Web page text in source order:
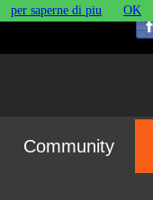
Community
per saperne di piu OK